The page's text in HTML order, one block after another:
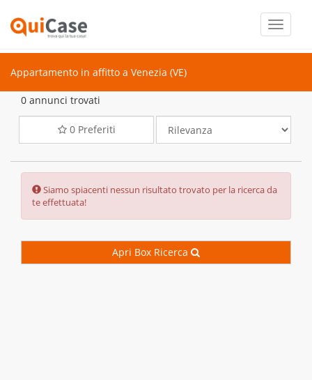
Toggle
Appartamento in affitto a Venezia (VE)
0 annunci trovati
0Preferiti
Error:
Siamo spiacenti nessun risultato trovato per la ricerca da
te effettuata!
Apri Box Ricerca